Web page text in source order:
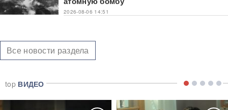
2026-08-06 14:51
Все новости раздела
top ВИДЕО